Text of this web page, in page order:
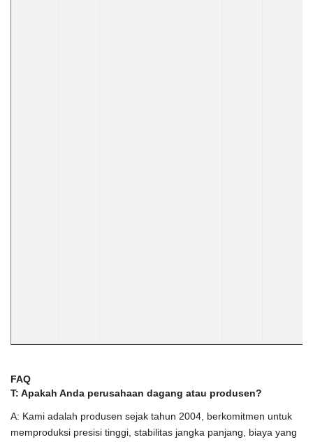
FAQ
T: Apakah Anda perusahaan dagang atau produsen?
A: Kami adalah produsen sejak tahun 2004, berkomitmen untuk
memproduksi presisi tinggi, stabilitas jangka panjang, biaya yang